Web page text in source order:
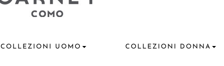
COLLEZIONI UOMO COLLEZIONI DONNA